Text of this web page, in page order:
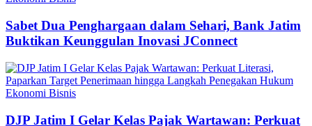
Sabet Dua Penghargaan dalam Sehari, Bank Jatim
Buktikan Keunggulan Inovasi JConnect
Ekonomi Bisnis
DJP Jatim I Gelar Kelas Pajak Wartawan: Perkuat